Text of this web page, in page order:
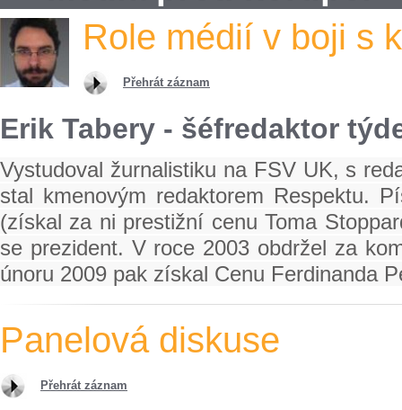
Role médií v boji s
Přehrát záznam
Erik Tabery - šéfredaktor
Vystudoval žurnalistiku na FSV UK, s
stal kmenovým redaktorem Respektu.
(získal za ni prestižní cenu Toma
se prezident. V roce 2003 obdržel za
únoru 2009 pak získal Cenu Ferdinanda
Panelová diskuse
Přehrát záznam